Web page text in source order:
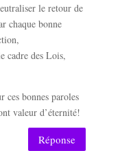
le retour de
chaque bonne
cadre des Lois,
bonnes paroles
valeur d’éternité!
Réponse